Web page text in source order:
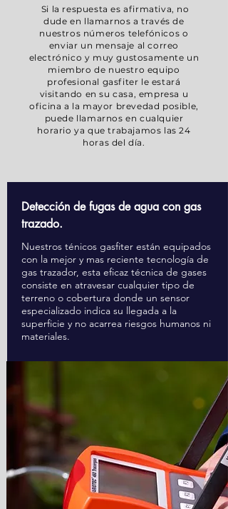
Si la respuesta es afirmativa, no
dude en llamarnos a través de
nuestros números telefónicos o
enviar un mensaje al correo
electrónico y muy gustosamente un
miembro de nuestro equipo
profesional gasfiter le estará
visitando en su casa, empresa u
oficina a la mayor brevedad posible,
puede llamarnos en cualquier
horario ya que trabajamos las 24
horas del día.
Detección de fugas de agua con gas
trazado.
Nuestros ténicos gasfiter están equipados
con la mejor y mas reciente tecnología de
gas trazador, esta eficaz técnica de gases
consiste en atravesar cualquier tipo de
terreno o cobertura donde un sensor
especializado indica su llegada a la
superficie y no acarrea riesgos humanos ni
materiales.